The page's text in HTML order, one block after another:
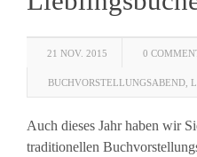
21 NOV. 2015 0
BUCHVORSTELLUNGSABEND
Auch dieses Jahr haben wir
traditionellen